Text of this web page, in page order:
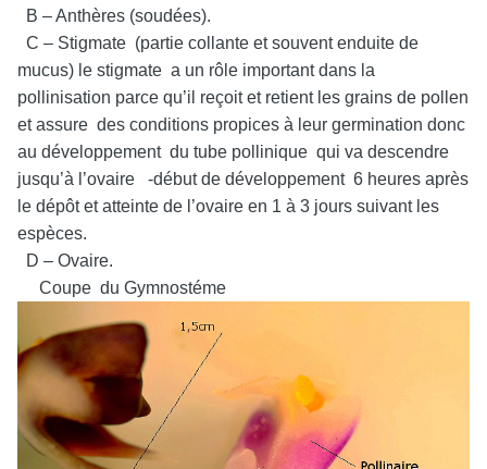
B – Anthères (soudées).
C – Stigmate (partie collante et souvent enduite de
mucus) le stigmate a un rôle important dans la
pollinisation parce qu’il reçoit et retient les grains de pollen
et assure des conditions propices à leur germination donc
au développement du tube pollinique qui va descendre
jusqu’à l’ovaire -début de développement 6 heures après
le dépôt et atteinte de l’ovaire en 1 à 3 jours suivant les
espèces.
D – Ovaire.
Coupe du Gymnostéme